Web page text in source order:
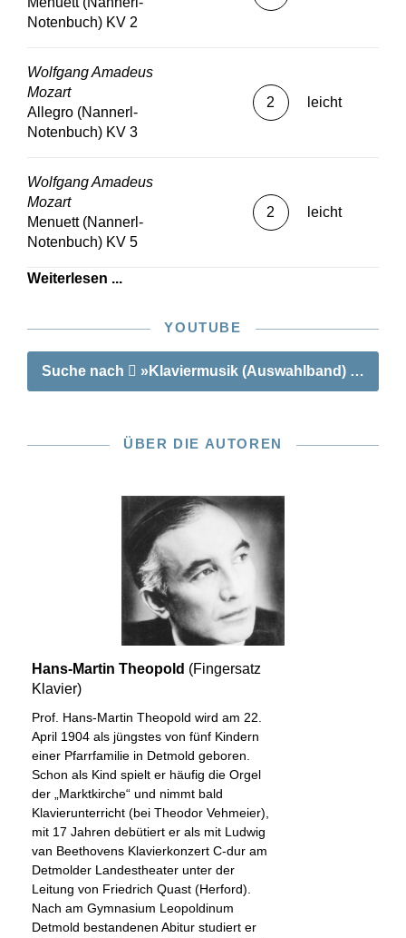
Notenbuch) KV 2
Wolfgang Amadeus
Mozart
Allegro (Nannerl-
Notenbuch) KV 3
2 leicht
Wolfgang Amadeus
Mozart
Menuett (Nannerl-
Notenbuch) KV 5
2 leicht
Weiterlesen ...
YOUTUBE
Suche nach »Klaviermusik (Auswahlband)
ÜBER DIE AUTOREN
Hans-Martin Theopold (Fingersatz
Klavier)
Prof. Hans-Martin Theopold wird am 22.
April 1904 als jüngstes von fünf Kindern
einer Pfarrfamilie in Detmold geboren.
Schon als Kind spielt er häufig die Orgel
der „Marktkirche“ und nimmt bald
Klavierunterricht (bei Theodor Vehmeier),
mit 17 Jahren debütiert er als mit Ludwig
van Beethovens Klavierkonzert C-dur am
Detmolder Landestheater unter der
Leitung von Friedrich Quast (Herford).
Nach am Gymnasium Leopoldinum
Detmold bestandenen Abitur studiert er